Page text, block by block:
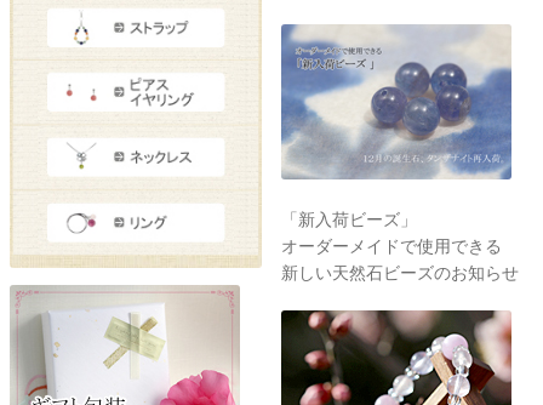
「新入荷ビーズ」
オーダーメイドで使用できる
新しい天然石ビーズのお知らせ